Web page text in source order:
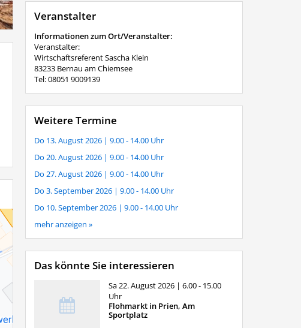
Veranstalter
Informationen zum Ort/Veranstalter:
Veranstalter:
Wirtschaftsreferent Sascha Klein
83233 Bernau am Chiemsee
Tel: 08051 9009139
Weitere Termine
Do 13. August 2026 | 9.00 - 14.00 Uhr
Do 20. August 2026 | 9.00 - 14.00 Uhr
Do 27. August 2026 | 9.00 - 14.00 Uhr
Do 3. September 2026 | 9.00 - 14.00 Uhr
Do 10. September 2026 | 9.00 - 14.00 Uhr
mehr anzeigen »
Das könnte Sie interessieren
Sa 22. August 2026 | 6.00 - 15.00
Uhr
Flohmarkt in Prien, Am
Sportplatz